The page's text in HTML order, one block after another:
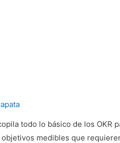
todo lo básico de los OKR
medibles que